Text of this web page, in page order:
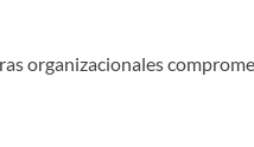
organizacionales